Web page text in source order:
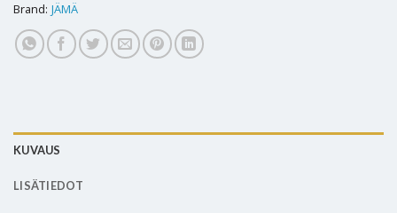
Brand: JÄMÄ
KUVAUS
LISÄTIEDOT